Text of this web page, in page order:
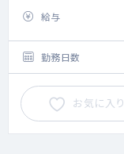
給与
勤務日数
お気に入り